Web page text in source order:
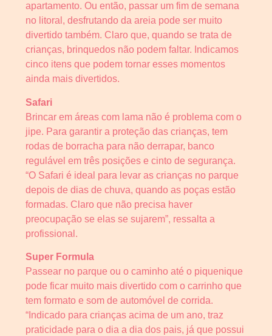
apartamento. Ou então, passar um fim de semana
no litoral, desfrutando da areia pode ser muito
divertido também. Claro que, quando se trata de
crianças, brinquedos não podem faltar. Indicamos
cinco itens que podem tornar esses momentos
ainda mais divertidos.
Safari
Brincar em áreas com lama não é problema com o
jipe. Para garantir a proteção das crianças, tem
rodas de borracha para não derrapar, banco
regulável em três posições e cinto de segurança.
“O Safari é ideal para levar as crianças no parque
depois de dias de chuva, quando as poças estão
formadas. Claro que não precisa haver
preocupação se elas se sujarem”, ressalta a
profissional.
Super Formula
Passear no parque ou o caminho até o piquenique
pode ficar muito mais divertido com o carrinho que
tem formato e som de automóvel de corrida.
“Indicado para crianças acima de um ano, traz
praticidade para o dia a dia dos pais, já que possui